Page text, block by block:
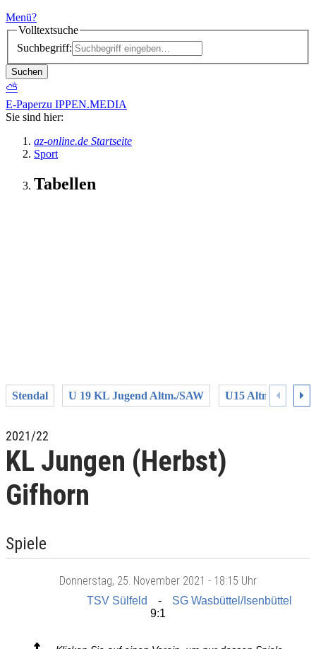
Menü?
Volltextsuche
Suchbegriff:
Suchen
⛅
E-Paperzu IPPEN.MEDIA
Sie sind hier:
az-online.de Startseite
Sport
Tabellen
Stendal U 19 KL Jugend Altm./SAW U15 Altm./SAW
2021/22
KL Jungen (Herbst)
Gifhorn
Spiele
Donnerstag, 25. November 2021 - 18:15 Uhr
TSV Sülfeld
SG Wasbüttel/Isenbüttel
9:1